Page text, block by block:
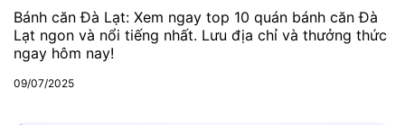
Bánh căn Đà Lạt: Xem ngay top 10 quán bánh căn Đà
Lạt ngon và nổi tiếng nhất. Lưu địa chỉ và thưởng thức
ngay hôm nay!
09/07/2025